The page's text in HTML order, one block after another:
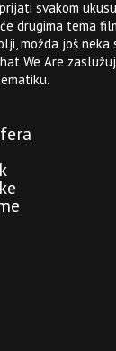
svakom
drugima tema
možda još neka
We Are